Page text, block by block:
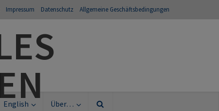
Impressum Datenschutz Allgemeine Geschäftsbedingungen
English Über…